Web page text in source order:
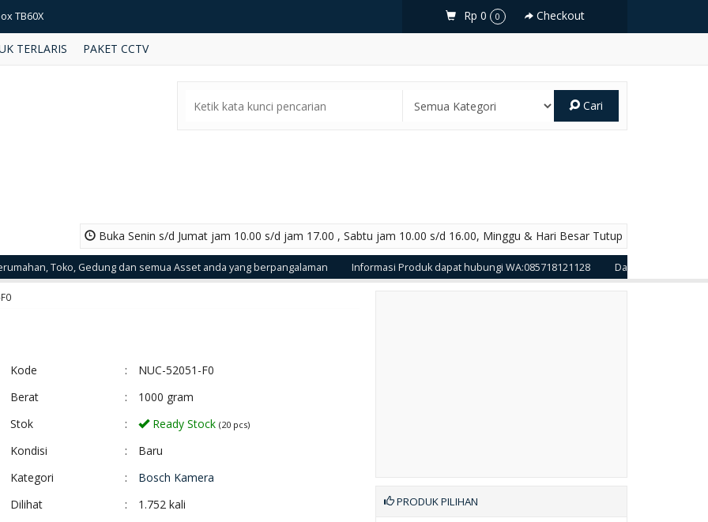
TB60X
MBS34S
Rp 0 0 Checkout
TERLARIS PAKET CCTV
Cari
Buka Senin s/d Jumat jam 10.00 s/d jam 17.00 , Sabtu jam 10.00 s/d 16.00, Minggu & Hari Besar Tutup
Toko, Gedung dan semua Asset anda yang berpangalaman Informasi Produk dapat hubungi WA:085718121128 Dapatkan Produk Produk
Kode :
NUC-52051-F0
Berat
:
1000 gram
Stok
: Ready Stock (20 pcs)
Kondisi :
Baru
Kategori
:
Bosch Kamera
Dilihat
:
1.752 kali
PRODUK PILIHAN